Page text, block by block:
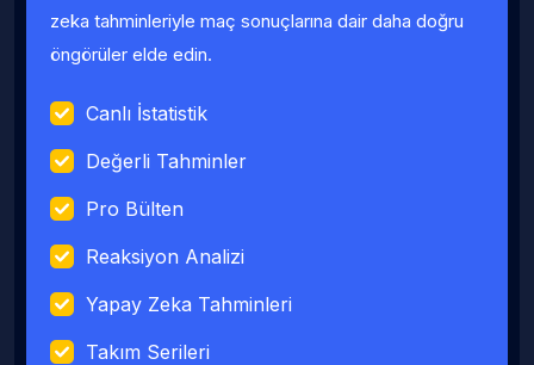
zeka tahminleriyle maç sonuçlarına dair daha doğru
öngörüler elde edin.
Canlı İstatistik
Değerli Tahminler
Pro Bülten
Reaksiyon Analizi
Yapay Zeka Tahminleri
Takım Serileri